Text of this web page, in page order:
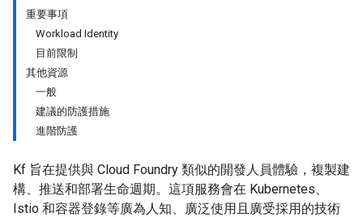
重要事項
Workload Identity
目前限制
其他資源
一般
建議的防護措施
進階防護
Kf 旨在提供與 Cloud Foundry 類似的開發人員體驗，複製建
構、推送和部署生命週期。這項服務會在 Kubernetes、
Istio 和容器登錄等廣為人知、廣泛使用且廣受採用的技術